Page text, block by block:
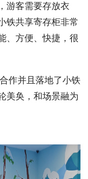
游客需要存放衣
铁共享寄存柜非常
、方便、快捷，很
作并且落地了小铁
美奂，和场景融为